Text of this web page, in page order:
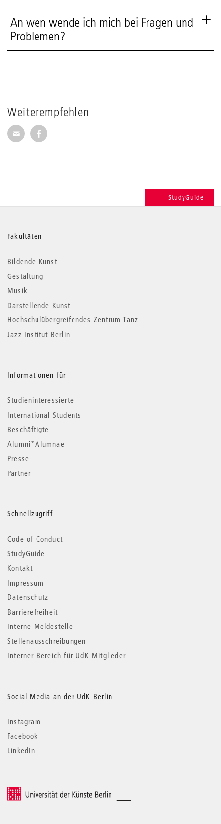
Weiterempfehlen
Seite per E-Mail weiterempfehlen
Seite auf Facebook weiterempfehlen
An wen wende ich mich bei Fragen und
Problemen?
StudyGuide
Weitere
Informationen
Fakultäten
Bildende Kunst
Gestaltung
Musik
Darstellende Kunst
Hochschulübergreifendes Zentrum Tanz
Jazz Institut Berlin
Informationen für
Studieninteressierte
International Students
Beschäftigte
Alumni*Alumnae
Presse
Partner
Schnellzugriff
Code of Conduct
StudyGuide
Kontakt
Impressum
Datenschutz
Barrierefreiheit
Interne Meldestelle
Stellenausschreibungen
Interner Bereich für UdK-Mitglieder
Social Media an der UdK Berlin
Instagram
Facebook
LinkedIn
© 2026 Universität der Künste Berlin